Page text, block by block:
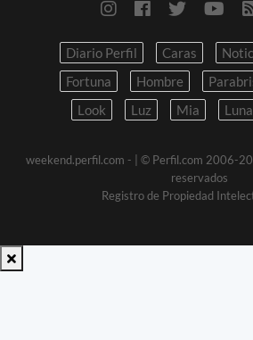
Diario Perfil Caras
Fortuna
Hombre
Look
Luz Mia
weekend.perfil.com -
| © Perfil.com 2006-
reservados
Registro de Propiedad